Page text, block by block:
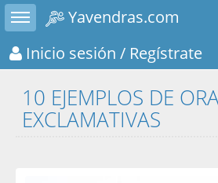
Toggle sidebar
Yavendras.com
Inicio sesión / Regístrate
10 EJEMPLOS DE
EXCLAMATIVAS